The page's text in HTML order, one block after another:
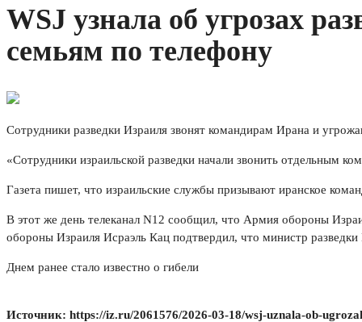
WSJ узнала об угрозах
семьям по телефону
Сотрудники разведки Израиля звонят командирам Ирана и
«Сотрудники израильской разведки начали звонить отдельным
Газета пишет, что израильские службы призывают иранское
В этот же день телеканал N12 сообщил, что Армия обороны
обороны Израиля Исраэль Кац подтвердил, что министр
Днем ранее стало известно о гибели
Источник: https://iz.ru/2061576/2026-03-18/wsj-uznala-ob-